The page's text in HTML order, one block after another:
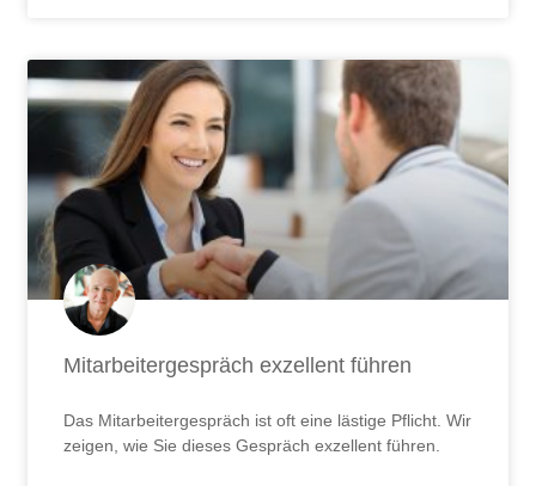
Mitarbeitergespräch exzellent führen
Das Mitarbeitergespräch ist oft eine lästige Pflicht. Wir
zeigen, wie Sie dieses Gespräch exzellent führen.